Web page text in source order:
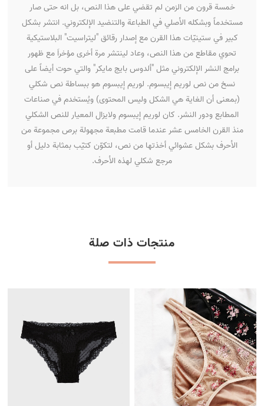
خمسة قرون من الزمن لم تقضي على هذا النص، بل انه حتى صار
مستخدماً وبشكله الأصلي في الطباعة والتنضيد الإلكتروني. انتشر بشكل
كبير في ستينيّات هذا القرن مع إصدار رقائق "ليتراسيت" البلاستيكية
تحوي مقاطع من هذا النص، وعاد لينتشر مرة أخرى مؤخراَ مع ظهور
برامج النشر الإلكتروني مثل "ألدوس بايج مايكر" والتي حوت أيضاً على
نسخ من نص لوريم إيبسوم. لوريم إيبسوم هو ببساطة نص شكلي
(بمعنى أن الغاية هي الشكل وليس المحتوى) ويُستخدم في صناعات
المطابع ودور النشر. كان لوريم إيبسوم ولايزال المعيار للنص الشكلي
منذ القرن الخامس عشر عندما قامت مطبعة مجهولة برص مجموعة من
الأحرف بشكل عشوائي أخذتها من نص، لتكوّن كتيّب بمثابة دليل أو
مرجع شكلي لهذه الأحرف.
منتجات ذات صلة